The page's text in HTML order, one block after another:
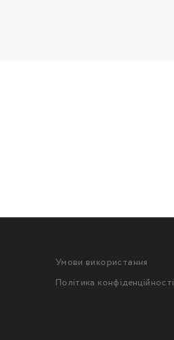
Умови використання
Політика конфіденційності